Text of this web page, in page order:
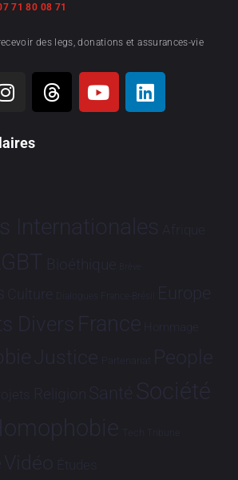
71 80 08 71
des legs, donations et assurances-vie
Internationales Afrique
Bioéthique Brève
Culture Dialogues France-Brésil Europe
Divers France Hommage
Justice Partenariat People
Religion Santé Société
Tech Tribune
Vidéo Études